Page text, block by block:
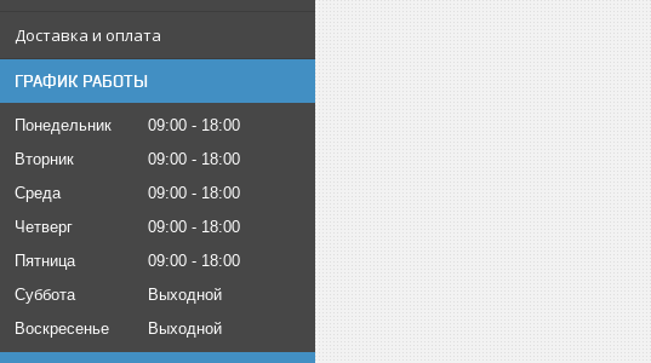
Доставка и оплата
ГРАФИК РАБОТЫ
Понедельник 09:00
18:00
Вторник
09:00
18:00
Среда
09:00
18:00
Четверг
09:00
18:00
Пятница
09:00
18:00
Суббота
Выходной
Воскресенье
Выходной